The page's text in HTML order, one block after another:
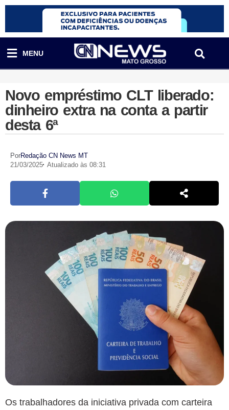
MENU
Novo empréstimo CLT liberado:
dinheiro extra na conta a partir
desta 6ª
PorRedação CN News MT
21/03/2025 Atualizado às 08:31
Os trabalhadores da iniciativa privada com carteira